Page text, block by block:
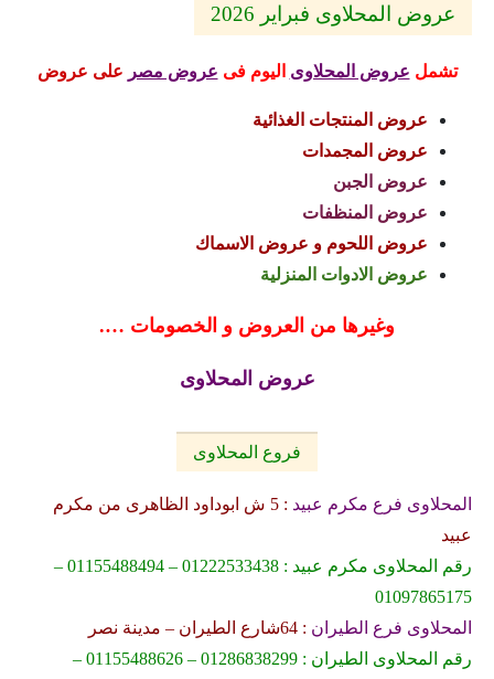
عروض المحلاوى فبراير 2026
تشمل عروض المحلاوى اليومفى عروض مصر على عروض
عروض المنتجات الغذائية
عروض المجمدات
عروض الجبن
عروض المنظفات
عروض اللحوم و عروض الاسماك
عروض الادوات المنزلية
وغيرها من العروض و الخصومات ….
عروض المحلاوى
فروع المحلاوى
المحلاوى فرع مكرم عبيد
: 5 ش ابوداود الظاهرى من مكرم
عبيد
رقم المحلاوى مكرم عبيد : 01222533438 – 01155488494 –
01097865175
المحلاوى فرع الطيران : 64شارع الطيران – مدينة نصر
رقم المحلاوى الطيران : 01286838299 – 01155488626 –